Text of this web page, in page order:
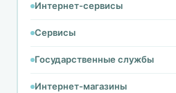
Интернет-сервисы
Сервисы
Государственные службы
Интернет-магазины